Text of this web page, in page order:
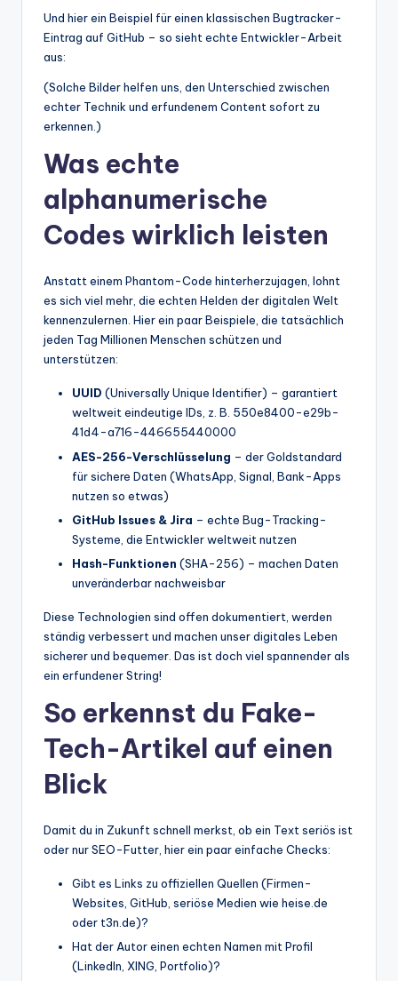
Und hier ein Beispiel für einen klassischen Bugtracker-
Eintrag auf GitHub – so sieht echte Entwickler-Arbeit
aus:
(Solche Bilder helfen uns, den Unterschied zwischen
echter Technik und erfundenem Content sofort zu
erkennen.)
Was echte
alphanumerische
Codes wirklich leisten
Anstatt einem Phantom-Code hinterherzujagen, lohnt
es sich viel mehr, die echten Helden der digitalen Welt
kennenzulernen. Hier ein paar Beispiele, die tatsächlich
jeden Tag Millionen Menschen schützen und
unterstützen:
UUID (Universally Unique Identifier) – garantiert
weltweit eindeutige IDs, z. B. 550e8400-e29b-
41d4-a716-446655440000
AES-256-Verschlüsselung – der Goldstandard
für sichere Daten (WhatsApp, Signal, Bank-Apps
nutzen so etwas)
GitHub Issues & Jira – echte Bug-Tracking-
Systeme, die Entwickler weltweit nutzen
Hash-Funktionen (SHA-256) – machen Daten
unveränderbar nachweisbar
Diese Technologien sind offen dokumentiert, werden
ständig verbessert und machen unser digitales Leben
sicherer und bequemer. Das ist doch viel spannender als
ein erfundener String!
So erkennst du Fake-
Tech-Artikel auf einen
Blick
Damit du in Zukunft schnell merkst, ob ein Text seriös ist
oder nur SEO-Futter, hier ein paar einfache Checks:
Gibt es Links zu offiziellen Quellen (Firmen-
Websites, GitHub, seriöse Medien wie heise.de
oder t3n.de)?
Hat der Autor einen echten Namen mit Profil
(LinkedIn, XING, Portfolio)?